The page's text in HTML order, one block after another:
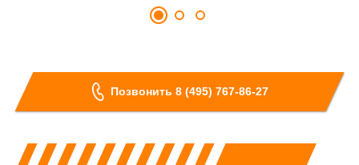
Позвонить 8 (495) 767-86-27